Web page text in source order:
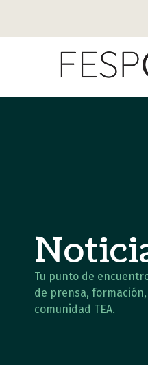
Tu punto de
de prensa,
comunidad TEA.